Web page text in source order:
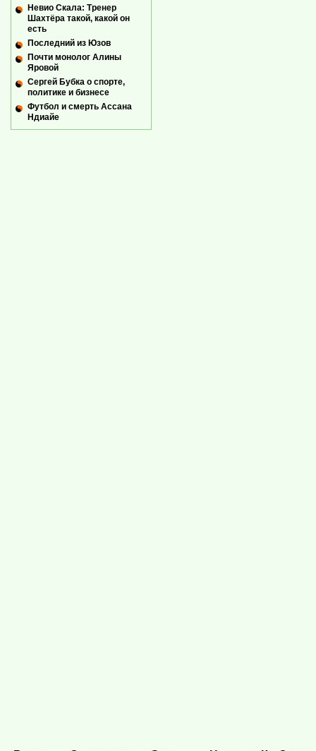
Невио Скала: Тренер
Шахтёра такой, какой он
есть
Последний из Юзов
Почти монолог Алины
Яровой
Сергей Бубка о спорте,
политике и бизнесе
Футбол и смерть Ассана
Ндиайе